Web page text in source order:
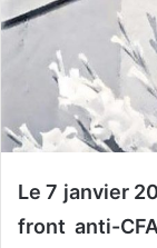
Le 7 janvier
front anti-